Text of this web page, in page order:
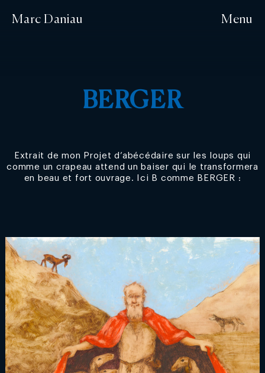
Marc Daniau Menu
BERGER
Extrait de mon Projet d’abécédaire sur les loups qui
comme un crapeau attend un baiser qui le transformera
en beau et fort ouvrage. Ici B comme BERGER :